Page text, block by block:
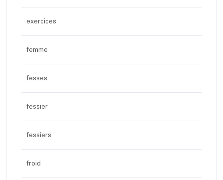
exercices
femme
fesses
fessier
fessiers
froid